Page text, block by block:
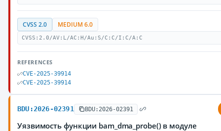
CVSS 2.0 MEDIUM 6.0
CVSS:2.0/AV:L/AC:H/Au:S/C:C/I:C/A:C
REFERENCES
CVE-2025-39914
CVE-2025-39914
BDU:2026-02391 BDU:2026-02391
Уязвимость функции bam_dma_probe() в модуле